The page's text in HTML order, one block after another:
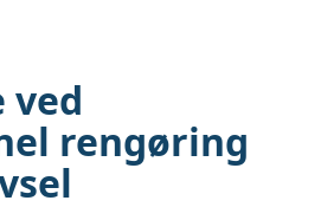
ved
rengøring